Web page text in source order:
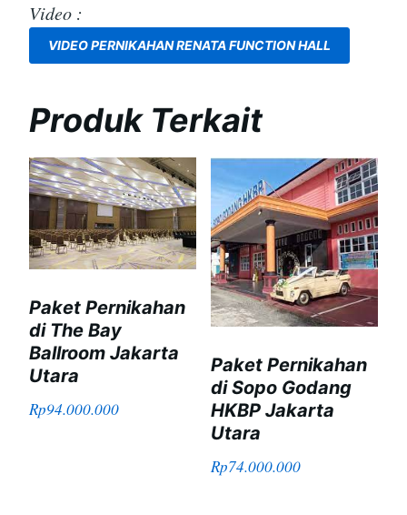
Video :
VIDEO PERNIKAHAN RENATA FUNCTION HALL
Produk Terkait
Paket Pernikahan
di The Bay
Ballroom Jakarta
Utara
Rp94.000.000
Paket Pernikahan
di Sopo Godang
HKBP Jakarta
Utara
Rp74.000.000